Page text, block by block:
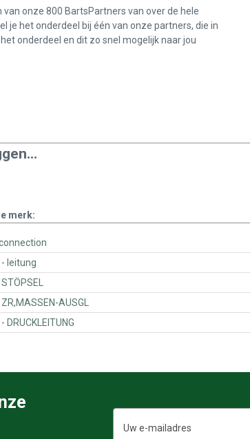
onze 800 BartsPartners van over de hele
je het onderdeel bij één van onze partners, die in
onderdeel en dit zo snel mogelijk naar jou
merk:
Ferguson - 71412032 - connection
Massey Ferguson - 827290M92 - leitung
Massey Ferguson - 736613M1 - STÖPSEL
Massey Ferguson - 748257M1 - ZR,MASSEN-AUSGL
Massey Ferguson - 888479M91 - DRUCKLEITUNG
mailadres